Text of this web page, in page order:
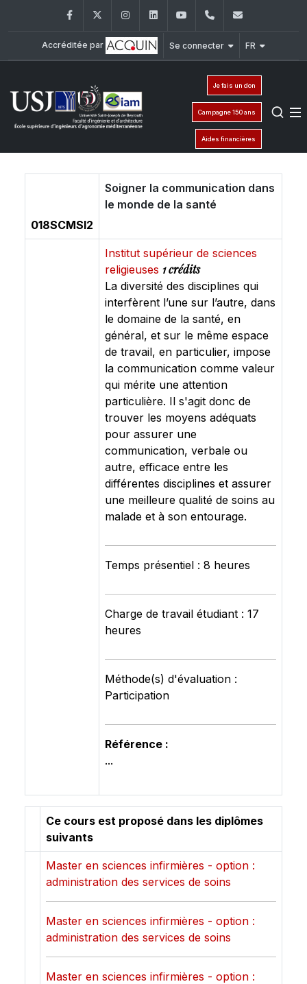
FacebookTwitter InstagramLinkedInYouTube+961 (8) 543
Accréditée par Se connecter FR
Je fais un don
Campagne 150 ans
Aides financières
018SCMSI2
Soigner la communication dans
le monde de la santé
Institut supérieur de sciences
religieuses 1 crédits
La diversité des disciplines qui
interfèrent l’une sur l’autre, dans
le domaine de la santé, en
général, et sur le même espace
de travail, en particulier, impose
la communication comme valeur
qui mérite une attention
particulière. Il s'agit donc de
trouver les moyens adéquats
pour assurer une
communication, verbale ou
autre, efficace entre les
différentes disciplines et assurer
une meilleure qualité de soins au
malade et à son entourage.
Temps présentiel : 8 heures
Charge de travail étudiant : 17
heures
Méthode(s) d'évaluation :
Participation
Référence :
...
Ce cours est proposé dans les diplômes
suivants
Master en sciences infirmières - option :
administration des services de soins
Master en sciences infirmières - option :
administration des services de soins
Master en sciences infirmières - option :